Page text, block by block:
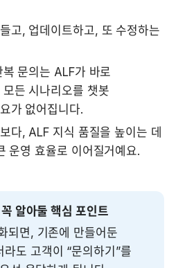
고, 업데이트하고, 또 수정하는
문의는 ALF가 바로
든 시나리오를 챗봇
가 없어집니다.
다, ALF 지식 품질을 높이는 데
운영 효율로 이어질거예요.
알아둘 핵심 포인트
되면, 기존에 만들어둔
도 고객이 “문의하기”를